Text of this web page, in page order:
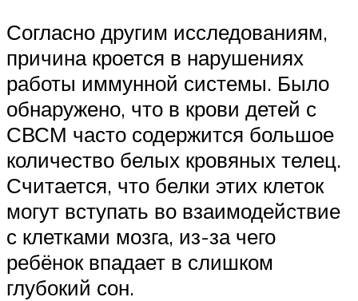
Согласно другим исследованиям,
причина кроется в нарушениях
работы иммунной системы. Было
обнаружено, что в крови детей с
СВСМ часто содержится большое
количество белых кровяных телец.
Считается, что белки этих клеток
могут вступать во взаимодействие
с клетками мозга, из-за чего
ребёнок впадает в слишком
глубокий сон.